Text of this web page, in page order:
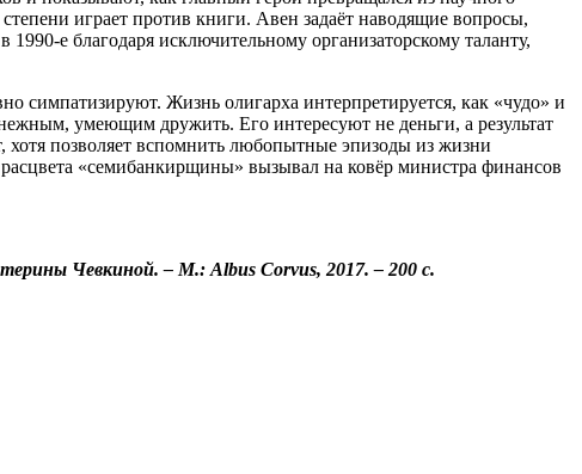
играет против книги. Авен задаёт наводящие вопросы,
е благодаря исключительному организаторскому таланту,
симпатизируют. Жизнь олигарха интерпретируется, как «чудо» и
умеющим дружить. Его интересуют не деньги, а результат
хотя позволяет вспомнить любопытные эпизоды из жизни
«семибанкирщины» вызывал на ковёр министра финансов
Чевкиной. – М.: Albus Corvus, 2017. – 200 c.